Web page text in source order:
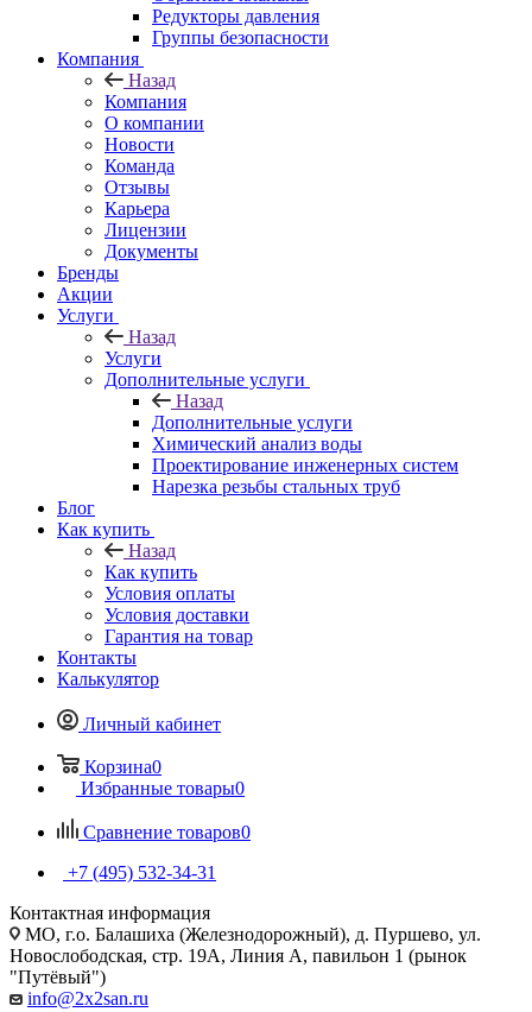
Редукторы давления
Группы безопасности
Компания
Назад
Компания
О компании
Новости
Команда
Отзывы
Карьера
Лицензии
Документы
Бренды
Акции
Услуги
Назад
Услуги
Дополнительные услуги
Назад
Дополнительные услуги
Химический анализ воды
Проектирование инженерных систем
Нарезка резьбы стальных труб
Блог
Как купить
Назад
Как купить
Условия оплаты
Условия доставки
Гарантия на товар
Контакты
Калькулятор
Личный кабинет
Корзина0
Избранные товары0
Сравнение товаров0
+7 (495) 532‑34‑31
Контактная информация
МО, г.о. Балашиха (Железнодорожный), д. Пуршево, ул.
Новослободская, стр. 19А, Линия А, павильон 1 (рынок
"Путёвый")
info@2x2san.ru